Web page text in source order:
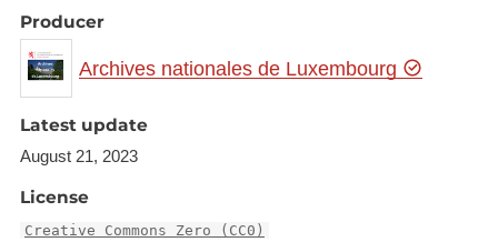
La plus ancienne trace d’activité en lien avec les
missions actuelles CNRA remonte à 1927 avec la
création de la Commission des sites et monuments
nationaux. Dès cette époque, la Commission statue
sur le devenir des fouilles et les objets qui en sont
issus.
Ensuite, la loi du 21 mars 1966 concernant les
Producer
Archives nationales de Luxembourg
Latest update
August 21, 2023
License
Creative Commons Zero (CC0)